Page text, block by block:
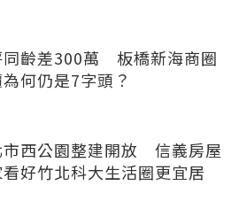
同齡差300萬 板橋新海商圈
何仍是7字頭？
市西公園整建開放 信義房屋
好竹北科大生活圈更宜居